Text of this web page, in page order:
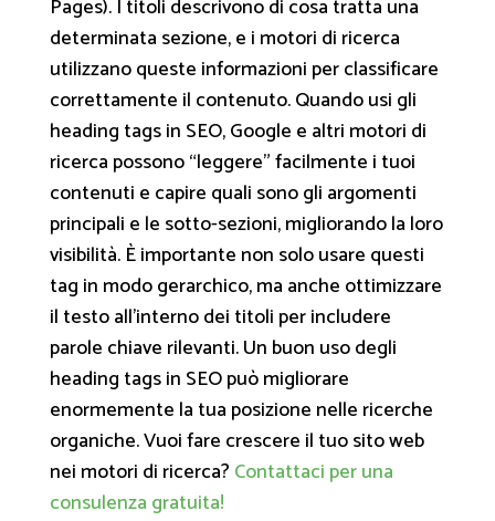
Pages). I titoli descrivono di cosa tratta una
determinata sezione, e i motori di ricerca
utilizzano queste informazioni per classificare
correttamente il contenuto. Quando usi gli
heading tags in SEO, Google e altri motori di
ricerca possono “leggere” facilmente i tuoi
contenuti e capire quali sono gli argomenti
principali e le sotto-sezioni, migliorando la loro
visibilità. È importante non solo usare questi
tag in modo gerarchico, ma anche ottimizzare
il testo all’interno dei titoli per includere
parole chiave rilevanti. Un buon uso degli
heading tags in SEO può migliorare
enormemente la tua posizione nelle ricerche
organiche. Vuoi fare crescere il tuo sito web
nei motori di ricerca? Contattaci per una
consulenza gratuita!